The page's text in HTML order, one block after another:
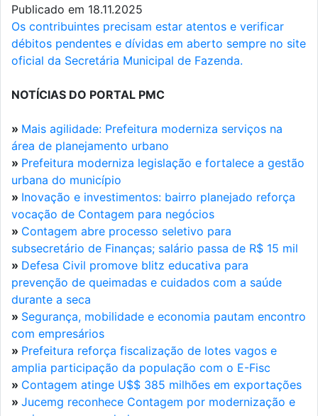
Publicado em 18.11.2025
Os contribuintes precisam estar atentos e verificar
débitos pendentes e dívidas em aberto sempre no site
oficial da Secretária Municipal de Fazenda.
NOTÍCIAS DO PORTAL PMC
» Mais agilidade: Prefeitura moderniza serviços na
área de planejamento urbano
» Prefeitura moderniza legislação e fortalece a gestão
urbana do município
» Inovação e investimentos: bairro planejado reforça
vocação de Contagem para negócios
» Contagem abre processo seletivo para
subsecretário de Finanças; salário passa de R$ 15 mil
» Defesa Civil promove blitz educativa para
prevenção de queimadas e cuidados com a saúde
durante a seca
» Segurança, mobilidade e economia pautam encontro
com empresários
» Prefeitura reforça fiscalização de lotes vagos e
amplia participação da população com o E-Fisc
» Contagem atinge U$$ 385 milhões em exportações
» Jucemg reconhece Contagem por modernização e